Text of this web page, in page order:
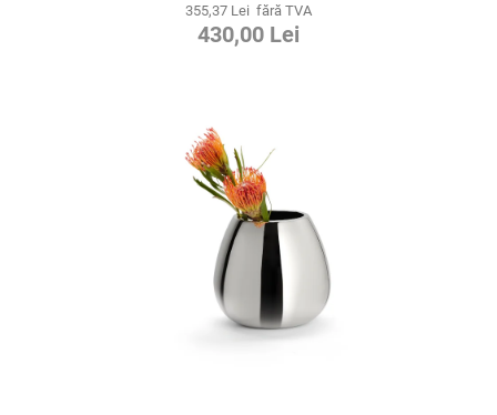
355,37 Lei fără TVA
430,00 Lei